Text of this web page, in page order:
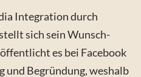
Integration durch
sich sein Wunsch-
es bei Facebook
und Begründung, weshalb